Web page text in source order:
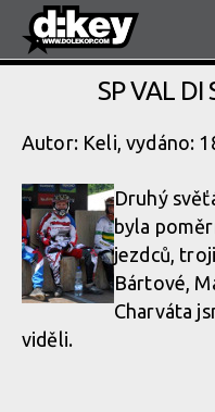
SP VAL DI
Autor: Keli, vydáno:
Druhý
byla
jezdců,
Bártové,
Charváta
viděli.